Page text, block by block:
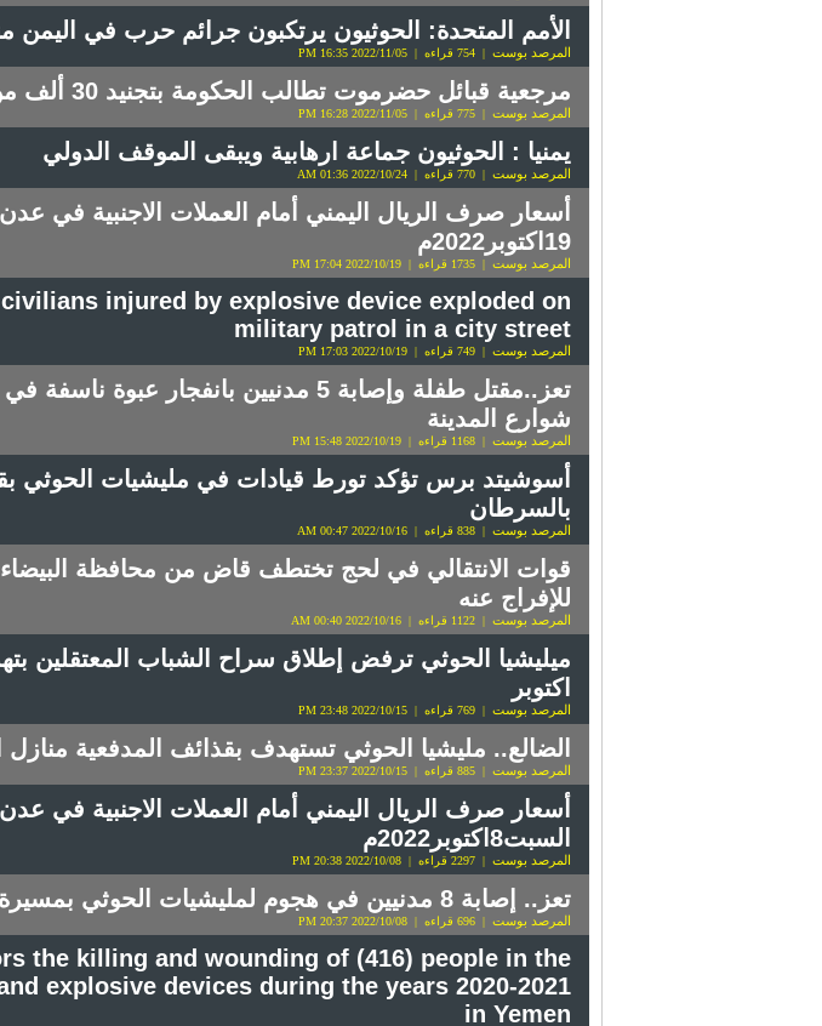
الأمم المتحدة: الحوثيون يرتكبون جرائم حرب في اليمن
المرصد بوست | 754 قراءه | 2022/11/05 16:35 PM
مرجعية قبائل حضرموت تطالب الحكومة بتجنيد 30 ألف من أبناء المحافظة
المرصد بوست | 775 قراءه | 2022/11/05 16:28 PM
يمنيا : الحوثيون جماعة ارهابية ويبقى الموقف الدولي
المرصد بوست | 770 قراءه | 2022/10/24 01:36 AM
أسعار صرف الريال اليمني أمام العملات الاجنبية في عدن
19اكتوبر2022م
المرصد بوست | 1735 قراءه | 2022/10/19 17:04 PM
injured by explosive device exploded on
military patrol in a city street
المرصد بوست | 749 قراءه | 2022/10/19 17:03 PM
تعز..مقتل طفلة وإصابة 5 مدنيين بانفجار
شوارع المدينة
المرصد بوست | 1168 قراءه | 2022/10/19 15:48 PM
أسوشيتد برس تؤكد تورط قيادات في مليشيات الحوثي
بالسرطان
المرصد بوست | 838 قراءه | 2022/10/16 00:47 AM
قوات الانتقالي في لحج تختطف قاض من محافظة
للإفراج عنه
المرصد بوست | 1122 قراءه | 2022/10/16 00:40 AM
اكتوبر
المرصد بوست | 769 قراءه | 2022/10/15 23:48 PM
الضالع.. مليشيا الحوثي تستهدف بقذائف المدفعية
المرصد بوست | 885 قراءه | 2022/10/15 23:37 PM
أسعار صرف الريال اليمني أمام العملات الاجنبية في
السبت8اكتوبر2022م
المرصد بوست | 2297 قراءه | 2022/10/08 20:38 PM
تعز.. إصابة 8 مدنيين في هجوم لمليشيات الحوثي بمسيرة مفخخة في مقبنة
المرصد بوست | 696 قراءه | 2022/10/08 20:37 PM
the killing and wounding of (416) people in the
explosive devices during the years 2020-2021
in Yemen